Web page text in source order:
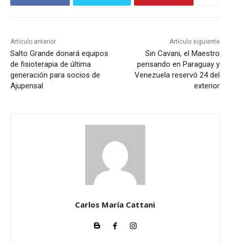
Artículo anterior
Salto Grande donará equipos
de fisioterapia de última
generación para socios de
Ajupensal
Artículo siguiente
Sin Cavani, el Maestro
pensando en Paraguay y
Venezuela reservó 24 del
exterior
Carlos María Cattani